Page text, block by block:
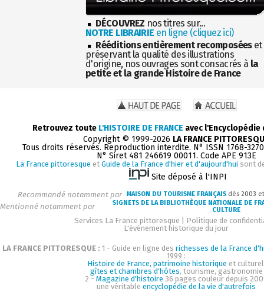
DÉCOUVREZ nos titres sur...
NOTRE LIBRAIRIE en ligne (cliquez ici)
Rééditions entièrement recomposéeset
préservant la qualité des illustrations
d'origine, nos ouvrages sont consacrés à la
petite et la grande Histoire de France
Retrouvez toute L'HISTOIRE DE FRANCE avec
Copyright © 1999-2026 LA FRANCE
Tous droits réservés. Reproduction interdite. N° ISSN 1768-
N° Siret 481 246619 00011. Code APE 913E
La France pittoresque et Guide de la France d'hier et d'aujourd'hui sont
Site déposé à l'INPI
Recommandé notamment par MAISON DU TOURISME FRANÇAIS dès 2003
Mentionné notamment par
SIGNETS DE LA BIBLIOTHÈQUE NATIONALE DE
CULTURE
Services La France pittoresque
Politique de
L'événement historique du jour
LA FRANCE PITTORESQUE : 1 - Guide en ligne des richesses de la France
1999 :
Histoire de France, patrimoine historique et
gîtes et chambres d'hôtes, tourisme, gastronomie
2 - Magazine d'histoire 36 pages couleur depuis
une véritableencyclopédie de la vie d'autrefois